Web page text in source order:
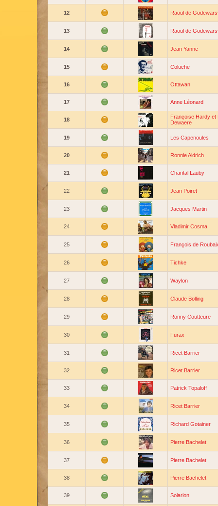
12 Raoul de
13 Raoul de
14 Jean Yanne
15 Coluche
16 Ottawan
17 Anne Léonard
18
Françoise Hardy et
Dewaere
19 Les Capenoules
20 Ronnie Aldrich
21 Chantal Lauby
22 Jean Poiret
23 Jacques Martin
24 Vladimir Cosma
25 François de
26 Tichke
27 Waylon
28 Claude Bolling
29 Ronny Coutteure
30 Furax
31 Ricet Barrier
32 Ricet Barrier
33 Patrick Topaloff
34 Ricet Barrier
35 Richard Gotainer
36 Pierre Bachelet
37 Pierre Bachelet
38 Pierre Bachelet
39 Solarion